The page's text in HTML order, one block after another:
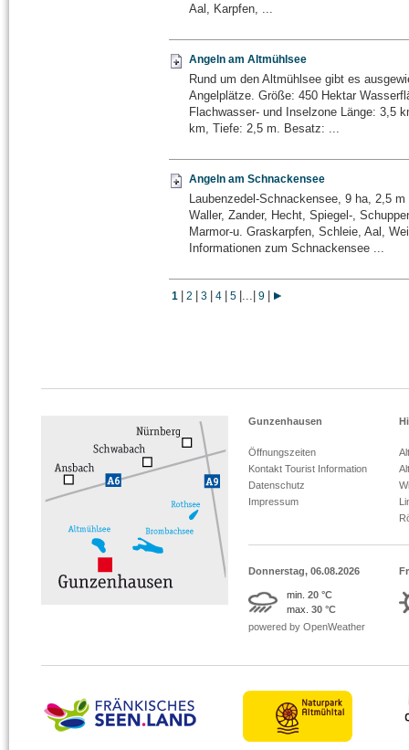
Aal, Karpfen, ...
Angeln am Altmühlsee
Rund um den Altmühlsee gibt es
Angelplätze. Größe: 450 Hektar
Flachwasser- und Inselzone Länge: 3,5
km, Tiefe: 2,5 m. Besatz: ...
Angeln am Schnackensee
Laubenzedel-Schnackensee, 9 ha, 2,5
Waller, Zander, Hecht, Spiegel-,
Marmor-u. Graskarpfen, Schleie, Aal,
Informationen zum Schnackensee ...
1 2 3 4 5 ... 9
Gunzenhausen
Öffnungszeiten
Kontakt Tourist Information
Datenschutz
Impressum
Donnerstag, 06.08.2026
min. 20 °C
max. 30 °C
powered by OpenWeather